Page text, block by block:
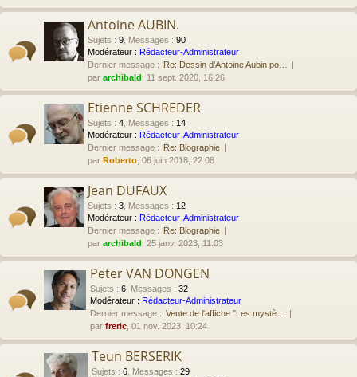
Antoine AUBIN.
Sujets : 9 Messages : 90
Modérateur : Rédacteur-Administrateur
Dernier message : Re: Dessin d'Antoine Aubin po…
par archibald , 11 sept. 2020, 16:26
Etienne SCHREDER
Sujets : 4 Messages : 14
Modérateur : Rédacteur-Administrateur
Dernier message : Re: Biographie
par Roberto , 06 juin 2018, 22:08
Jean DUFAUX
Sujets : 3 Messages : 12
Modérateur : Rédacteur-Administrateur
Dernier message : Re: Biographie
par archibald , 25 janv. 2023, 11:03
Peter VAN DONGEN
Sujets : 6 Messages : 32
Modérateur : Rédacteur-Administrateur
Dernier message : Vente de l'affiche "Les mystè…
par freric , 01 nov. 2023, 10:24
Teun BERSERIK
Sujets : 6 Messages : 29